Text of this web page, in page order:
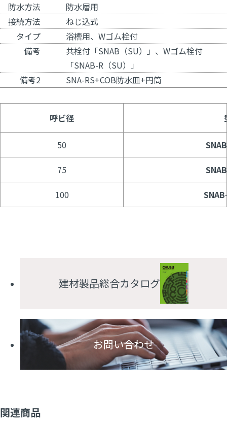
防水方法
防水層用
接続方法
ねじ込式
タイプ
浴槽用、Wゴム栓付
備考
共栓付「SNAB（SU）」 、 Wゴム栓付
「SNAB-R（SU）」
備考2
SNA-RS+COB防水皿+円筒
呼ビ径
50
75
100
建材製品総合カタログ
お問い合わせ
関連商品